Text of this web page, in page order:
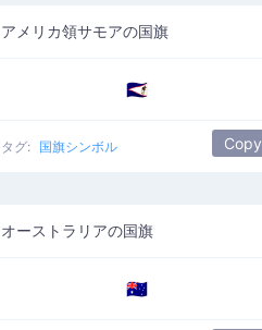
アメリカ領サモアの国旗
🇦🇸
タグ: 国旗シンボル Copy
オーストラリアの国旗
🇦🇺